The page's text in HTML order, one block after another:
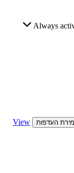
Always
העדפות
View